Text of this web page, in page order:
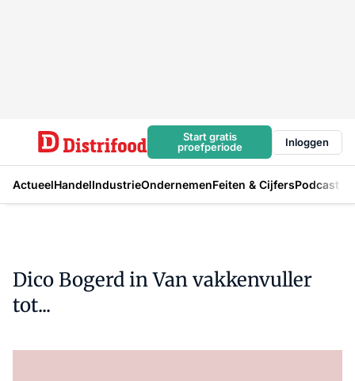
Start gratis
proefperiode
Inloggen
ActueelHandelIndustrieOndernemenFeiten & CijfersPodcast
Dico Bogerd in Van vakkenvuller
tot...